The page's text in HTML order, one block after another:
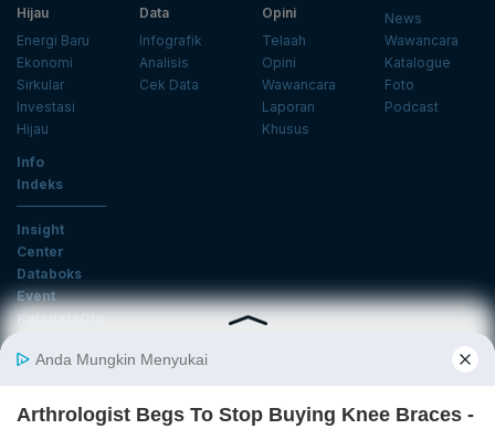
Hijau
Energi Baru
Ekonomi
Sirkular
Investasi
Hijau
Data
Infografik
Analisis
Cek Data
Opini
Telaah
Opini
Wawancara
Laporan
Khusus
News
Wawancara
Katalogue
Foto
Podcast
Info
Indeks
Insight
Center
Databoks
Event
KatadataOto
Email
Daftar